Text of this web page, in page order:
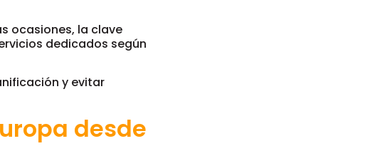
ocasiones, la clave
dedicados según
y evitar
desde